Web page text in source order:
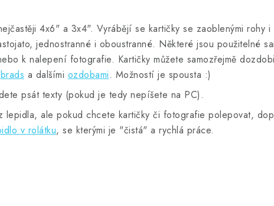
4x6" a 3x4". Vyrábějí se kartičky se zaoblenými rohy
jednostranné i oboustranné. Některé jsou použitelné
k nalepení fotografie. Kartičky můžete samozřejmě
brads a dalšími ozdobami. Možností je spousta :)
psát texty (pokud je tedy nepíšete na PC).
ale pokud chcete kartičky či fotografie polepovat,
v rolátku, se kterými je "čistá" a rychlá práce.